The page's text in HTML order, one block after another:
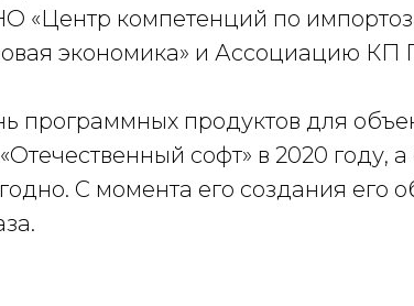
«Центр компетенций по
экономика» и Ассоциацию КП
программных продуктов для
софт» в 2020 году, а
С момента его создания его